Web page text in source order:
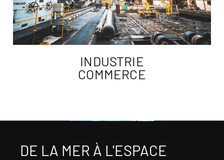
INDUSTRIE
COMMERCE
DE LA MER À L'ESPACE